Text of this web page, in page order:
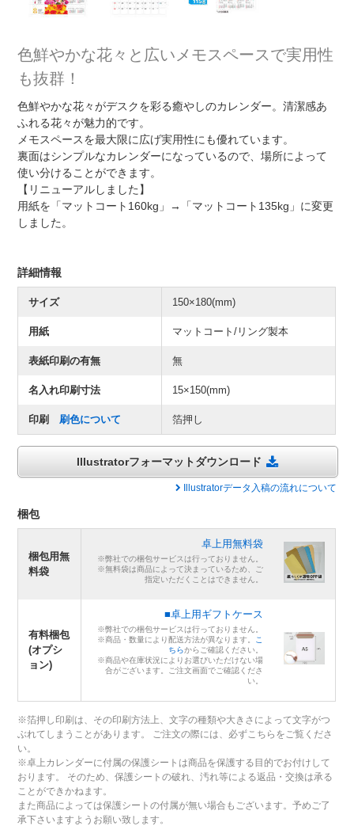
色鮮やかな花々と広いメモスペースで実用性
も抜群！
色鮮やかな花々がデスクを彩る癒やしのカレンダー。清潔感あ
ふれる花々が魅力的です。
メモスペースを最大限に広げ実用性にも優れています。
裏面はシンプルなカレンダーになっているので、場所によって
使い分けることができます。
【リニューアルしました】
用紙を「マットコート160kg」→「マットコート135kg」に変更
しました。
詳細情報
サイズ 150×180(mm)
用紙 マットコート/リング製本
表紙印刷の有無 無
名入れ印刷寸法 15×150(mm)
印刷刷色について 箔押し
Illustratorフォーマットダウンロード
Illustratorデータ入稿の流れについて
梱包
梱包用無
料袋
卓上用無料袋
※弊社での梱包サービスは行っておりません。
※無料袋は商品によって決まっているため、ご
指定いただくことはできません。
有料梱包
(オプシ
ョン)
■卓上用ギフトケース
※弊社での梱包サービスは行っておりません。
※商品・数量により配送方法が異なります。 こ
ちらからご確認ください。
※商品や在庫状況によりお選びいただけない場
合がございます。ご注文画面でご確認くださ
い。
※箔押し印刷は、その印刷方法上、文字の種類や大きさによって文字がつ
ぶれてしまうことがあります。 ご注文の際には、必ずこちらをご覧くださ
い。
※卓上カレンダーに付属の保護シートは商品を保護する目的でお付けして
おります。 そのため、保護シートの破れ、汚れ等による返品・交換は承る
ことができかねます。
また商品によっては保護シートの付属が無い場合もございます。予めご了
承下さいますようお願い致します。